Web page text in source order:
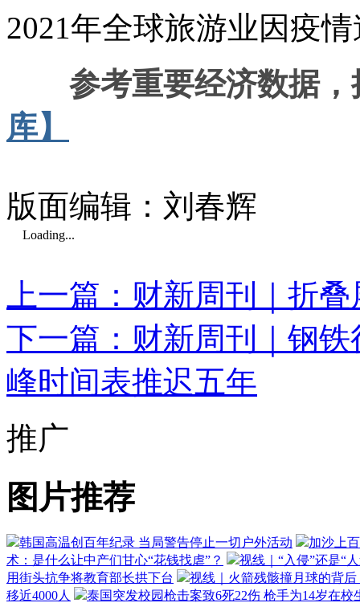
2021年全球旅游业因疫
参考重要经济数据
库】
版面编辑：刘春辉
Loading...
上一篇：财新周刊｜折
下一篇：财新周刊｜钢
峰时间表推迟五年
推广
图片推荐
韩国高温创百年纪录 当局警告停止一切户外活动
加沙上
术：是什么让中产们甘心“花钱找虐”？
视线｜“入侵”还是“
用街头抗争将教育部长拱下台
视线｜火箭残骸撞月球的背
移近4000人
泰国突发校园枪击案致6死22伤 枪手为14岁在校